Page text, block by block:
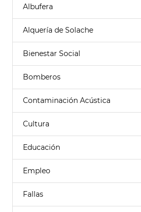
Albufera
Alquería de Solache
Bienestar Social
Bomberos
Contaminación Acústica
Cultura
Educación
Empleo
Fallas